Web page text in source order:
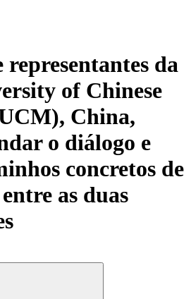
representantes da
of Chinese
China,
o diálogo e
concretos de
as duas